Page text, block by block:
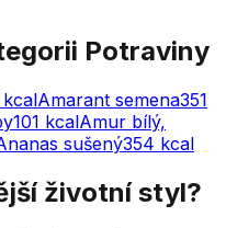
Potraviny
kcalAmarant semena351
101 kcalAmur bílý,
sušený354 kcal
životní styl?